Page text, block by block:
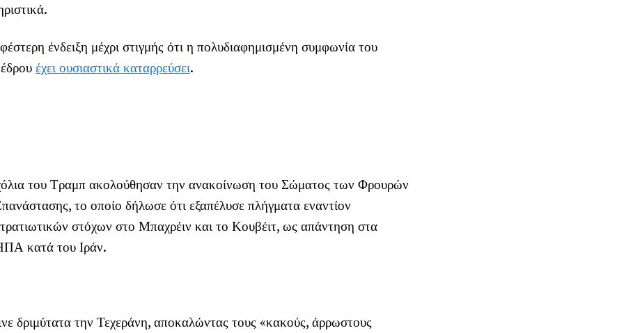
ένδειξη μέχρι στιγμής ότι η πολυδιαφημισμένη συμφωνία του
έχει ουσιαστικά καταρρεύσει.
του Τραμπ ακολούθησαν την ανακοίνωση του Σώματος των Φρουρών
το οποίο δήλωσε ότι εξαπέλυσε πλήγματα εναντίον
στόχων στο Μπαχρέιν και το Κουβέιτ, ως απάντηση στα
κατά του Ιράν.
δριμύτατα την Τεχεράνη, αποκαλώντας τους «κακούς, άρρωστους